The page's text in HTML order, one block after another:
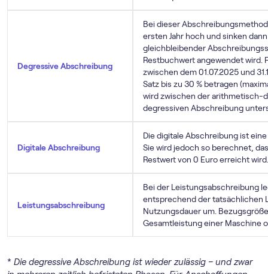
Degressive Abschreibung
Bei dieser
ersten Jahr hoch und sinken
gleichbleibender
Restbuchwert angewendet wird.
zwischen dem 01.07.2025 und
Satz bis zu 30 % betragen
wird zwischen der arithmetisch-
degressiven Abschreibung
Digitale Abschreibung
Die digitale Abschreibung ist
Sie wird jedoch so berechnet,
Restwert von 0 Euro erreicht wird.
Leistungsabschreibung
Bei der Leistungsabschreibung
entsprechend der tatsächlichen
Nutzungsdauer um.
Gesamtleistung einer Maschine
* Die degressive Abschreibung ist wieder zulässig – und zwar